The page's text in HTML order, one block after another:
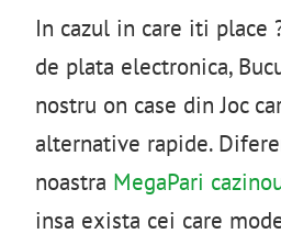
In cazul in care iti place
de plata electronica,
nostru on case din Joc
alternative rapide.
noastra MegaPari
insa exista cei care